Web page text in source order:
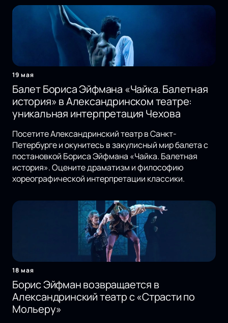
19 мая
Балет Бориса Эйфмана «Чайка. Балетная
история» в Александринском театре:
уникальная интерпретация Чехова
Посетите Александринский театр в Санкт-
Петербурге и окунитесь в закулисный мир балета с
постановкой Бориса Эйфмана «Чайка. Балетная
история». Оцените драматизм и философию
хореографической интерпретации классики.
18 мая
Борис Эйфман возвращается в
Александринский театр с «Страсти по
Мольеру»